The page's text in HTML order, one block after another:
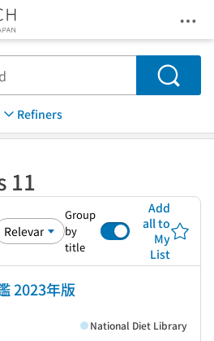
Search
Refiners
11
Group
by
title
Add
all to
My
List
2023年版
National Diet Library